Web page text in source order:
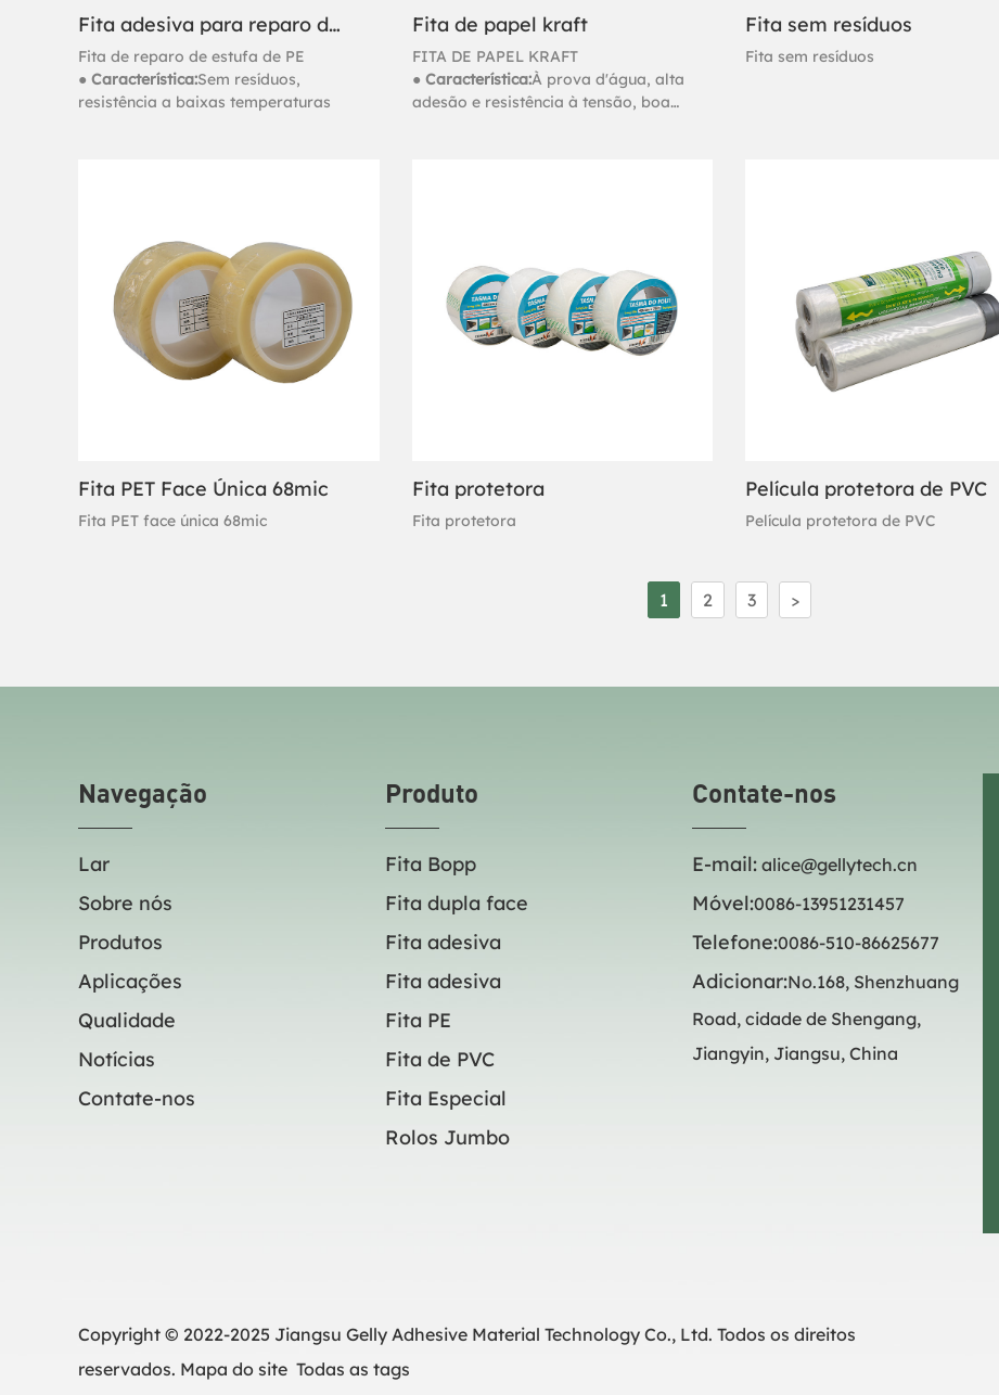
Fita adesiva para reparo de estufas Pe
Fita de reparo de estufa de PE
● Característica:Sem resíduos,
resistência a baixas temperaturas
Fita de papel kraft
FITA DE PAPEL KRAFT
● Característica:À prova d'água, alta
adesão e resistência à tensão, boa
Fita sem resíduos
Fita sem resíduos
Fita PET Face Única 68mic
Fita PET face única 68mic
Fita protetora
Fita protetora
Película protetora de PVC
Película protetora de PVC
1 2 3 >
Navegação
Lar
Sobre nós
Produtos
Aplicações
Qualidade
Notícias
Contate-nos
Produto
Fita Bopp
Fita dupla face
Fita adesiva
Fita adesiva
Fita PE
Fita de PVC
Fita Especial
Rolos Jumbo
Contate-nos
E-mail: alice@gellytech.cn
Móvel:0086-13951231457
Telefone:0086-510-86625677
Adicionar:No.168, Shenzhuang
Road, cidade de Shengang,
Jiangyin, Jiangsu, China
Copyright © 2022-2025 Jiangsu Gelly Adhesive Material Technology Co., Ltd. Todos os direitos
reservados. Mapa do site Todas as tags